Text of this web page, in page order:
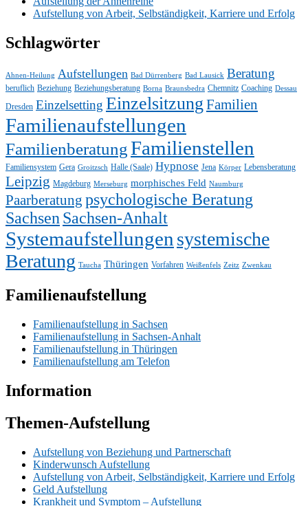
Aufstellung von Arbeit, Selbständigkeit, Karriere und Erfolg
Schlagwörter
Ahnen-Heilung Aufstellungen Bad Dürrenberg Bad Lausick Beratung
beruflich Beziehung Beziehungsberatung Borna Braunsbedra Chemnitz Coaching Dessau
Dresden Einzelsetting Einzelsitzung Familien
Familienaufstellungen
FamilienberatungFamilienstellen
Familiensystem Gera Groitzsch Halle (Saale) Hypnose Jena Körper Lebensberatung
Leipzig Magdeburg Merseburg morphisches Feld Naumburg
Paarberatung psychologische Beratung
Sachsen Sachsen-Anhalt
Systemaufstellungen systemische
Beratung Taucha Thüringen Vorfahren Weißenfels Zeitz Zwenkau
Familienaufstellung
Familienaufstellung in Sachsen
Familienaufstellung in Sachsen-Anhalt
Familienaufstellung in Thüringen
Familienaufstellung am Telefon
Information
Themen-Aufstellung
Aufstellung von Beziehung und Partnerschaft
Kinderwunsch Aufstellung
Aufstellung von Arbeit, Selbständigkeit, Karriere und Erfolg
Geld Aufstellung
Krankheit und Symptom – Aufstellung